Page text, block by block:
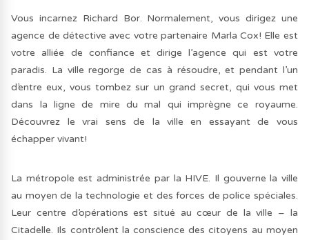
Vous incarnez Richard Bor. Normalement, vous dirigez une
agence de détective avec votre partenaire Marla Cox! Elle est
votre alliée de confiance et dirige l’agence qui est votre
paradis. La ville regorge de cas à résoudre, et pendant l’un
d’entre eux, vous tombez sur un grand secret, qui vous met
dans la ligne de mire du mal qui imprègne ce royaume.
Découvrez le vrai sens de la ville en essayant de vous
échapper vivant!
La métropole est administrée par la HIVE. Il gouverne la ville
au moyen de la technologie et des forces de police spéciales.
Leur centre d’opérations est situé au cœur de la ville – la
Citadelle. Ils contrôlent la conscience des citoyens au moyen